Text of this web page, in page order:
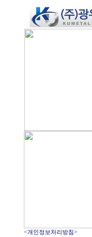
<개인정보처리방침>